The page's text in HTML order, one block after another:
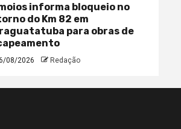
informa bloqueio no
do Km 82 em
para obras de
08/2026 Redação